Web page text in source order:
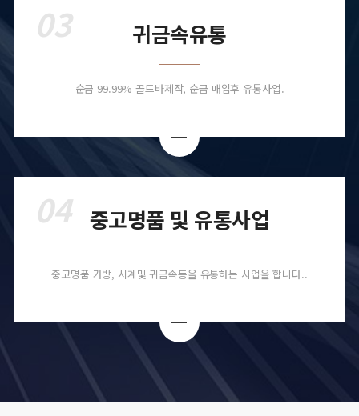
03 귀금속유통
순금 99.99% 골드바제작, 순금 매입후 유통사업.
04 중고명품 및 유통사업
중고명품 가방, 시계및 귀금속등을 유통하는 사업을 합니다..